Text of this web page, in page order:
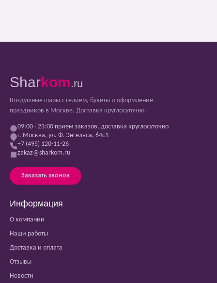
Sharkom.ru
Воздушные шары с гелием, букеты и оформление
праздников в Москве. Доставка круглосуточно.
09:00 - 23:00 прием заказов, доставка круглосуточно
г. Москва, ул. Ф. Энгельса, 64с1
+7 (495) 120-11-26
zakaz@sharkom.ru
Заказать звонок
Информация
О компании
Наши работы
Доставка и оплата
Отзывы
Новости